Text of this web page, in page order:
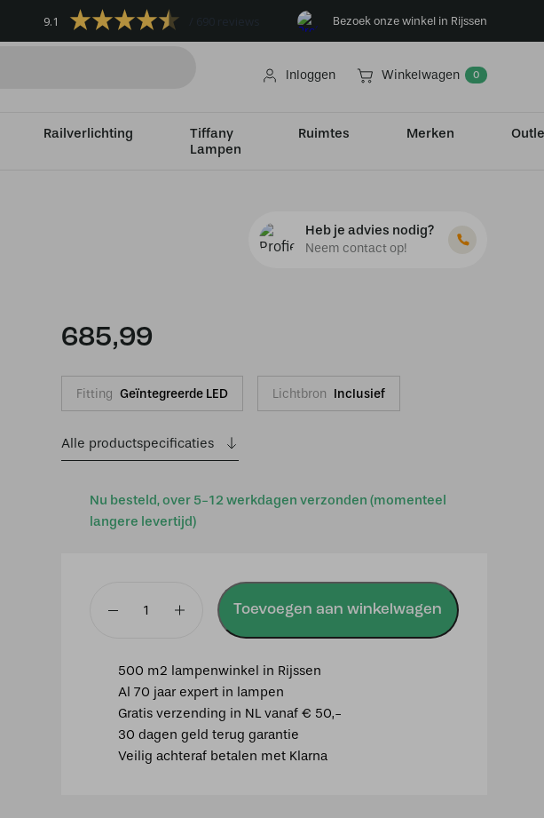
9.1 Bezoek onze winkel in Rijssen
Inloggen Winkelwagen 0
Railverlichting
Tiffany
Lampen
Ruimtes Merken
Heb je advies nodig?
Neem contact op!
Nu besteld, over 5-12 werkdagen verzonden (momenteel
langere levertijd)
685,99
Fitting Geïntegreerde LED Lichtbron Inclusief
Alle productspecificaties
aantal
Toevoegen aan winkelwagen
500 m2 lampenwinkel in Rijssen
Al 70 jaar expert in lampen
Gratis verzending in NL vanaf € 50,-
30 dagen geld terug garantie
Veilig achteraf betalen met Klarna